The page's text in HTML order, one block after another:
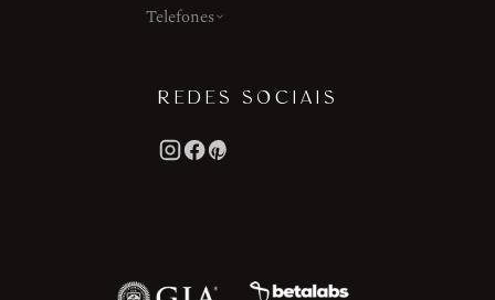
Telefones
REDES SOCIAIS